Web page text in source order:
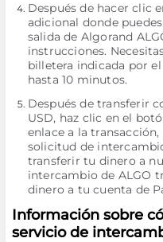
Después de hacer clic
adicional donde
salida de Algorand
instrucciones.
billetera indicada por
hasta 10 minutos.
Después de transferir
USD, haz clic en el
enlace a la
solicitud de
transferir tu dinero a
intercambio de ALGO
dinero a tu cuenta de
Información sobre
servicio de